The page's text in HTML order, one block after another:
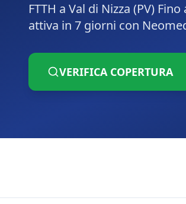
FTTH a Val di Nizza (PV)
attiva in 7 giorni con
VERIFICA COPERTURA